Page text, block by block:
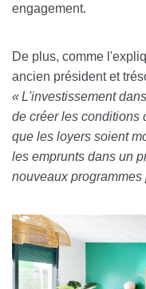
engagement.
De plus, comme
ancien président et
«L'investissement
de créer les conditions
que les loyers soient
les emprunts dans un
nouveaux